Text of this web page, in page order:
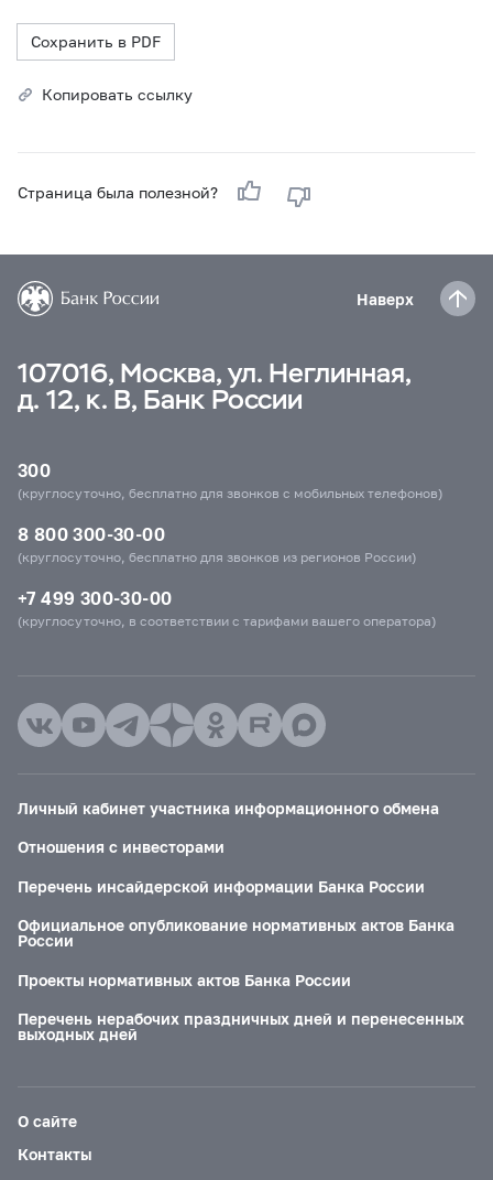
Сохранить в PDF
Копировать ссылку
Страница была полезной?
Наверх
107016, Москва, ул. Неглинная,
д. 12, к. В, Банк России
300
(круглосуточно, бесплатно для звонков с мобильных телефонов)
8 800 300-30-00
(круглосуточно, бесплатно для звонков из регионов России)
+7 499 300-30-00
(круглосуточно, в соответствии с тарифами вашего оператора)
Личный кабинет участника информационного обмена
Отношения с инвесторами
Перечень инсайдерской информации Банка России
Официальное опубликование нормативных актов Банка
России
Проекты нормативных актов Банка России
Перечень нерабочих праздничных дней и перенесенных
выходных дней
О сайте
Контакты